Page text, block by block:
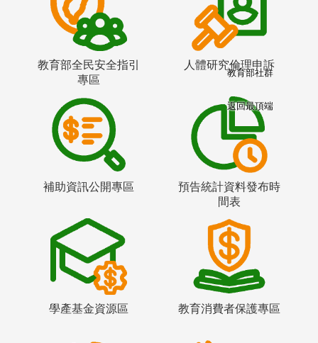
教育部全民安全指引
專區
人體研究倫理申訴
補助資訊公開專區
預告統計資料發布時
間表
學產基金資源區 教育消費者保護專區
教育部社群
返回最頂端